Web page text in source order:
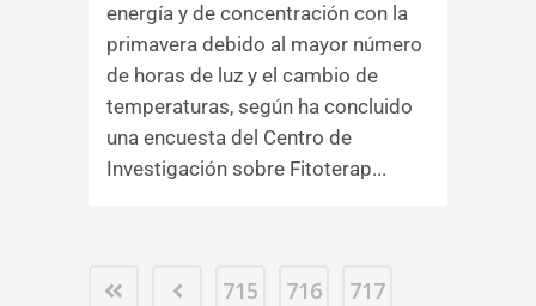
energía y de concentración con la
primavera debido al mayor número
de horas de luz y el cambio de
temperaturas, según ha concluido
una encuesta del Centro de
Investigación sobre Fitoterap...
715 716
717